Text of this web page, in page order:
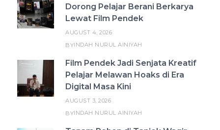
Dorong Pelajar Berani Berkarya
Lewat Film Pendek
AUGUST 4, 2026
BYINDAH NURUL AINIYAH
Film Pendek Jadi Senjata Kreatif
Pelajar Melawan Hoaks di Era
Digital Masa Kini
AUGUST 3, 2026
BYINDAH NURUL AINIYAH